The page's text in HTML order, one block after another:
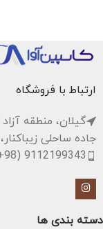
ارتباط با فروشگاه
گیلان، منطقه آزاد
جاده ساحلی زیباکنار،
9112199343
دسته بندی ها